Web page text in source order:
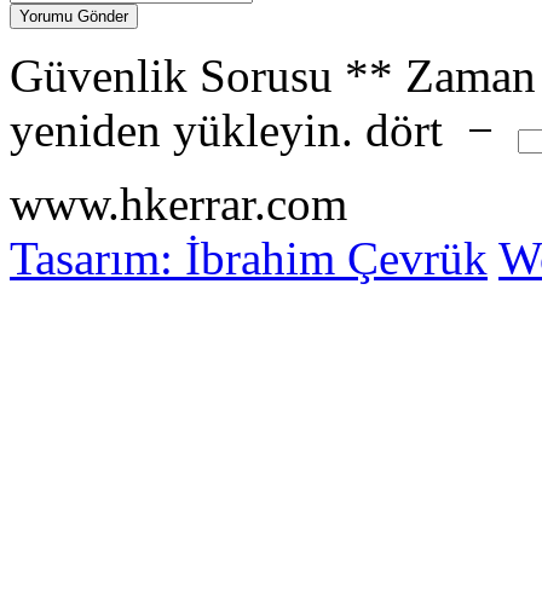
Güvenlik Sorusu **
yeniden yükleyin. dört −
www.hkerrar.com
Tasarım: İbrahim Çevrük